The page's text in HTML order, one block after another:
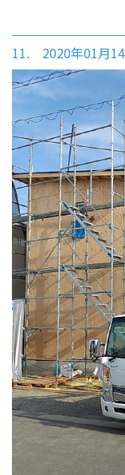
11. 2020年01月